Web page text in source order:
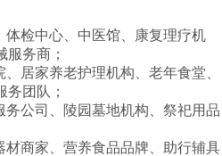
体检中心、中医馆、康复理疗机
务商；
居家养老护理机构、老年食堂、
团队；
务公司、陵园墓地机构、祭祀用品
材商家、营养食品品牌、助行辅具